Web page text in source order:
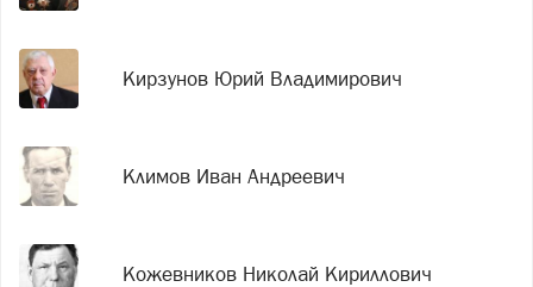
Кирзунов Юрий Владимирович
Климов Иван Андреевич
Кожевников Николай Кириллович